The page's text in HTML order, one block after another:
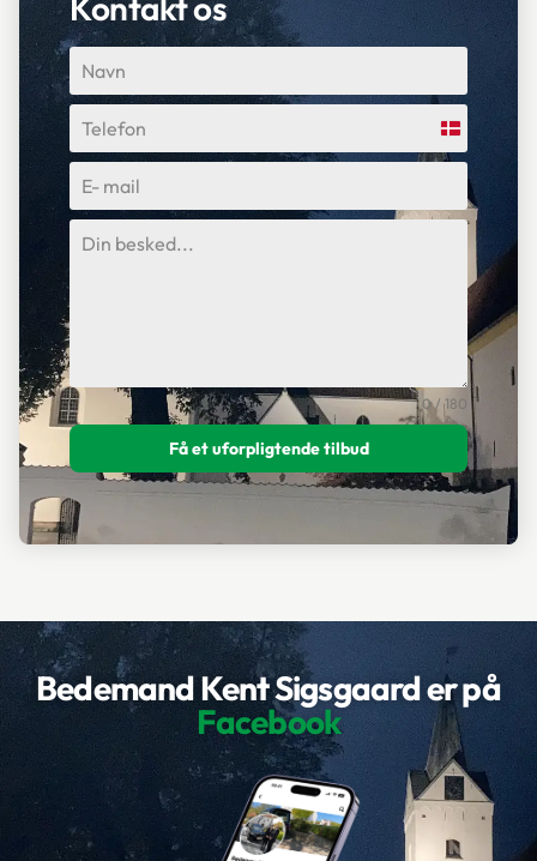
Denmark
+45
0 / 180
Få et uforpligtende tilbud
Bedemand Kent Sigsgaard er ​på
Facebook